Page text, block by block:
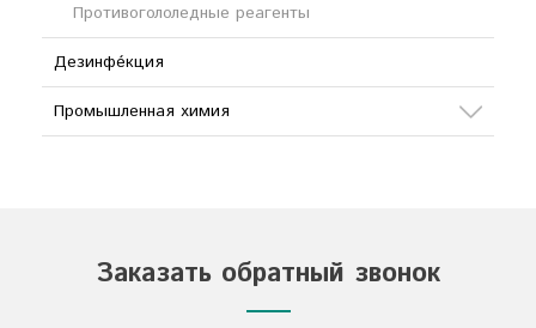
Противогололедные реагенты
Дезинфе́кция
Промышленная химия
Соли
Дезинфицирующие средства
Заказать обратный звонок